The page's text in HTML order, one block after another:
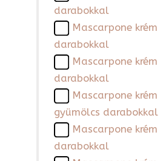
darabokkal
Mascarpone
darabokkal
Mascarpone
darabokkal
Mascarpone krém
gyümölcs darabokkal
Mascarpone
darabokkal